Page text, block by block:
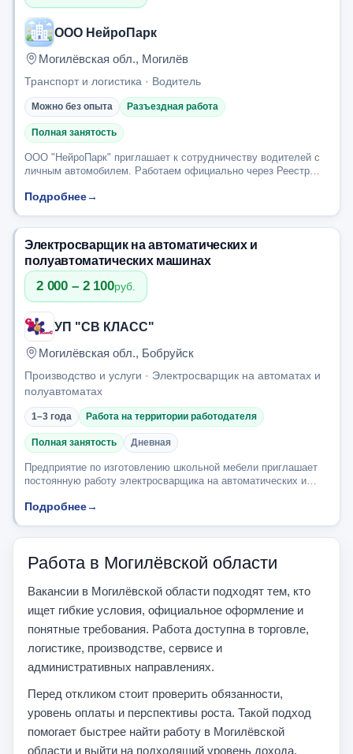
ООО НейроПарк
Могилёвская обл., Могилёв
Транспорт и логистика · Водитель
Можно без опыта Разъездная работа
Полная занятость
ООО "НейроПарк" приглашает к сотрудничеству водителей с
личным автомобилем. Работаем официально через Реестр
Личный авто;-Водительский стаж не...
Подробнее→
Электросварщик на автоматических и
полуавтоматических машинах
2 000 – 2 100руб.
УП "СВ КЛАСС"
Могилёвская обл., Бобруйск
Производство и услуги · Электросварщик на автоматах и
полуавтоматах
1–3 года Работа на территории работодателя
Полная занятость Дневная
Предприятие по изготовлению школьной мебели приглашает
постоянную работу электросварщика на автоматических и
(гардероб, душевая, комната для приема...
Подробнее→
Работа в Могилёвской области
Вакансии в Могилёвской области подходят тем, кто
ищет гибкие условия, официальное оформление и
понятные требования. Работа доступна в торговле,
логистике, производстве, сервисе и
административных направлениях.
Перед откликом стоит проверить обязанности,
уровень оплаты и перспективы роста. Такой подход
помогает быстрее найти работу в Могилёвской
области и выйти на подходящий уровень дохода.